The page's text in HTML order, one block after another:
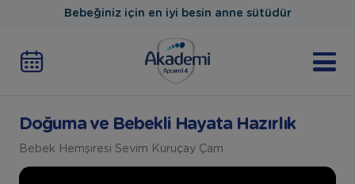
Bebeğiniz için en iyi besin anne sütüdür
Doğuma ve Bebekli Hayata Hazırlık
Bebek Hemşiresi Sevim Kuruçay Çam